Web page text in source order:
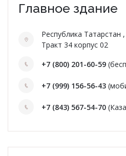
Распродажа
РЕКОМЕНДУЕМ
ОПЛАТА И ДОСТАВКА
Главное здание
Республика Татарстан
Тракт 34 корпус 02
+7 (800) 201-60-59
+7 (999) 156-56-43
+7 (843) 567-54-70